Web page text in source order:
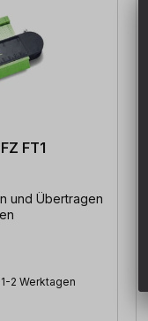
FT1
und Übertragen
2 Werktagen